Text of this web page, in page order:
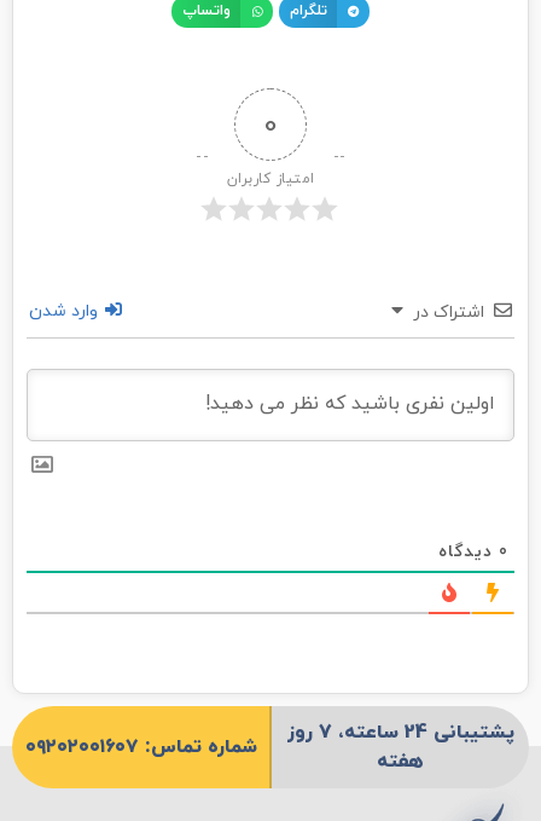
تلگرام واتساپ
0
امتیاز کاربران
اشتراک در وارد شدن
0 دیدگاه
پشتیبانی 24 ساعته، 7 روز
هفته
شماره تماس: ۰۹۲۰۲۰۰۱۶۰۷